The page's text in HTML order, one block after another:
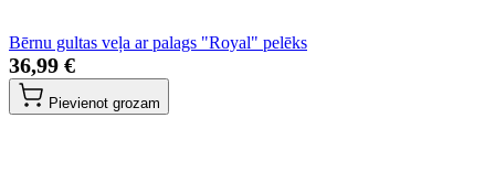
Bērnu gultas veļa ar palags "Royal" pelēks
36,99 €
Pievienot grozam